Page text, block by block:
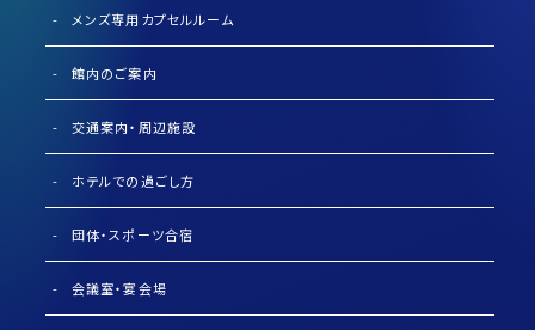
メンズ専用カプセルルーム
館内のご案内
交通案内・周辺施設
ホテルでの過ごし方
団体・スポーツ合宿
会議室・宴会場